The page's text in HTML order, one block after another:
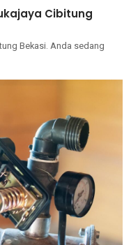
Cibitung
Bekasi. Andа ѕеdаng